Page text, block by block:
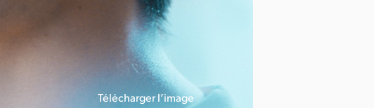
Télécharger l’image